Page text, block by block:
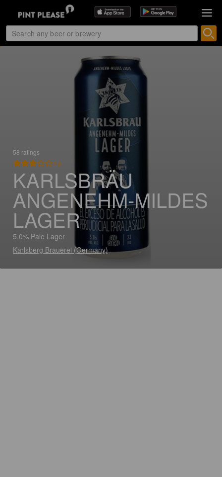
58 ratings
2.9
KARLSBRÄU
ANGENEHM-MILDES
LAGER
5.0% Pale Lager
Karlsberg Brauerei (Germany)